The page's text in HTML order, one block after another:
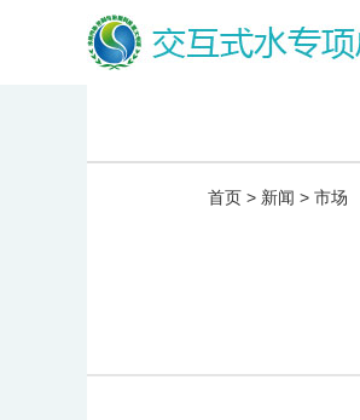
首页 > 新闻 > 市场